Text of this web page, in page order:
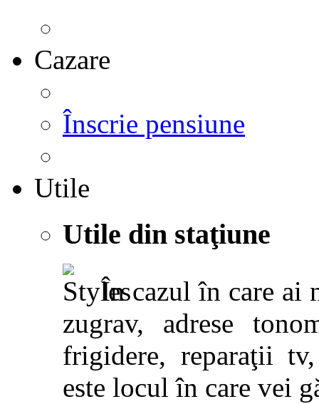
Cazare
Înscrie pensiune
Utile
Utile din staţiune
În cazul în care ai
zugrav, adrese
frigidere, reparaţii
este locul în care vei